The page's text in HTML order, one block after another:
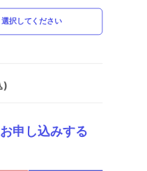
選択してください
)
申し込みする